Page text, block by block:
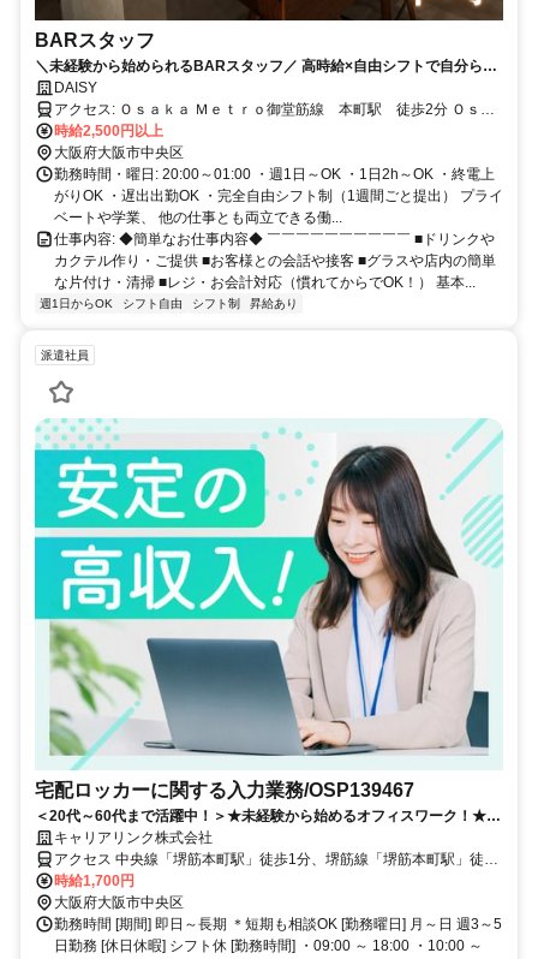
BARスタッフ
＼未経験から始められるBARスタッフ／ 高時給×自由シフトで自分らし
く働ける♪ノルマなし！髪型・髪色・ネイル・ピアス自由◎学生・フリー
ター・Wワークさん大歓迎!!
DAISY
アクセス: Ｏｓａｋａ Ｍｅｔｒｏ御堂筋線 本町駅 徒歩2分 Ｏｓａ
ｋａ Ｍｅｔｒｏ堺筋線 堺筋本町駅 徒歩7分 Ｏｓａｋａ Ｍｅｔｒ
ｏ御堂筋線 淀屋橋駅 徒歩9分
時給2,500円以上
大阪府大阪市中央区
勤務時間・曜日: 20:00～01:00 ・週1日～OK ・1日2h～OK ・終電上
がりOK ・遅出出勤OK ・完全自由シフト制（1週間ごと提出） プライ
ベートや学業、 他の仕事とも両立できる働...
仕事内容: ◆簡単なお仕事内容◆ ￣￣￣￣￣￣￣￣￣￣ ■ドリンクや
カクテル作り・ご提供 ■お客様との会話や接客 ■グラスや店内の簡単
な片付け・清掃 ■レジ・お会計対応（慣れてからでOK！） 基本...
週1日からOK シフト自由 シフト制 昇給あり
派遣社員
宅配ロッカーに関する入力業務/OSP139467
＜20代～60代まで活躍中！＞★未経験から始めるオフィスワーク！★高
時給1700円でしっかり稼げます！★主婦（夫）、Ｗワーク・学生さんも
歓迎！
キャリアリンク株式会社
アクセス 中央線「堺筋本町駅」徒歩1分、堺筋線「堺筋本町駅」徒歩
1分、御堂筋線「本町駅」徒歩7分
時給1,700円
大阪府大阪市中央区
勤務時間 [期間] 即日～長期 ＊短期も相談OK [勤務曜日] 月～日 週3～5
日勤務 [休日休暇] シフト休 [勤務時間] ・09:00 ～ 18:00 ・10:00 ～